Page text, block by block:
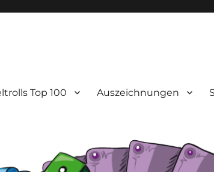
Top 100 Auszeichnungen